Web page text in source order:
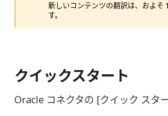
新しいコンテンツの翻訳は、およそ
す。
クイックスタート
Oracle コネクタの [クイック スタ